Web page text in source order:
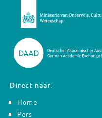
Direct naar:
Home
Pers